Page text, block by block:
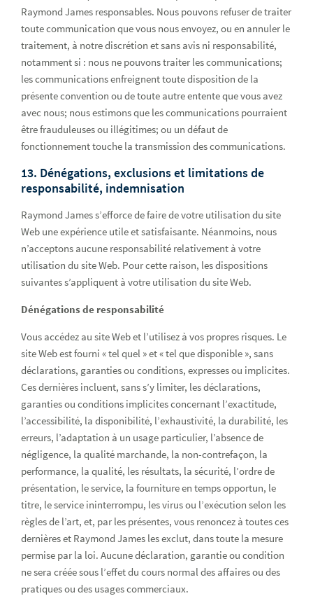
Raymond James responsables. Nous pouvons refuser de traiter
toute communication que vous nous envoyez, ou en annuler le
traitement, à notre discrétion et sans avis ni responsabilité,
notamment si : nous ne pouvons traiter les communications;
les communications enfreignent toute disposition de la
présente convention ou de toute autre entente que vous avez
avec nous; nous estimons que les communications pourraient
être frauduleuses ou illégitimes; ou un défaut de
fonctionnement touche la transmission des communications.
13. Dénégations, exclusions et limitations de
responsabilité, indemnisation
Raymond James s’efforce de faire de votre utilisation du site
Web une expérience utile et satisfaisante. Néanmoins, nous
n’acceptons aucune responsabilité relativement à votre
utilisation du site Web. Pour cette raison, les dispositions
suivantes s’appliquent à votre utilisation du site Web.
Dénégations de responsabilité
Vous accédez au site Web et l’utilisez à vos propres risques. Le
site Web est fourni « tel quel » et « tel que disponible », sans
déclarations, garanties ou conditions, expresses ou implicites.
Ces dernières incluent, sans s’y limiter, les déclarations,
garanties ou conditions implicites concernant l’exactitude,
l’accessibilité, la disponibilité, l’exhaustivité, la durabilité, les
erreurs, l’adaptation à un usage particulier, l’absence de
négligence, la qualité marchande, la non-contrefaçon, la
performance, la qualité, les résultats, la sécurité, l’ordre de
présentation, le service, la fourniture en temps opportun, le
titre, le service ininterrompu, les virus ou l’exécution selon les
règles de l’art, et, par les présentes, vous renoncez à toutes ces
dernières et Raymond James les exclut, dans toute la mesure
permise par la loi. Aucune déclaration, garantie ou condition
ne sera créée sous l’effet du cours normal des affaires ou des
pratiques ou des usages commerciaux.